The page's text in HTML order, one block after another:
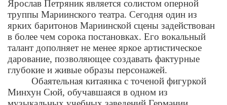
Ярослав Петряник является солистом оперной
труппы Мариинского театра. Сегодня один из
ярких баритонов Мариинской сцены задействован
в более чем сорока постановках. Его вокальный
талант дополняет не менее яркое артистическое
дарование, позволяющее создавать фактурные
глубокие и живые образы персонажей.
Обаятельная китаянка с точеной фигуркой
Минхун Сюй, обучавшаяся в одном из